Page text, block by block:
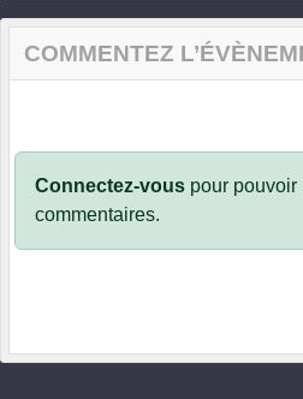
COMMENTEZ
Connectez-vous pour pouvoir
commentaires.